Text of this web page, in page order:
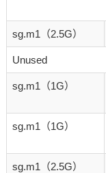
sg.m1（2.5G）
Unused
sg.m1（1G）
sg.m1（1G）
sg.m1（2.5G）